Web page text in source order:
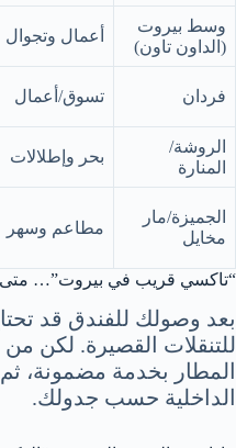
وسط بيروت
(الداون تاون)
أعمال وتجوال
فردان تسوق/أعمال
الروشة/
المنارة
بحر وإطلالات
الجميزة/مار
مخايل
مطاعم وسهر
“تاكسي قريب في بيروت”… متى
بعد وصولك للفندق قد
للتنقلات القصيرة. لكن
المطار بخدمة مضمونة، ثم
الداخلية حسب جدولك.